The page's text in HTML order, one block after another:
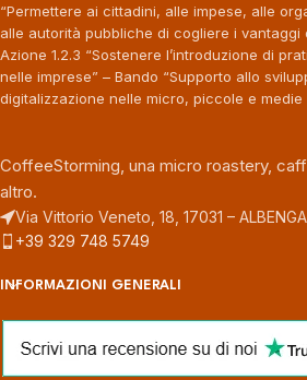
“Permettere ai cittadini, alle impese, alle
alle autorità pubbliche di cogliere i vantaggi
Azione 1.2.3 “Sostenere l’introduzione di
nelle imprese” – Bando “Supporto allo
digitalizzazione nelle micro, piccole e medie
CoffeeStorming, una micro roastery,
altro.
Via Vittorio Veneto, 18, 17031 –
+39 329 748 5749
INFORMAZIONI GENERALI